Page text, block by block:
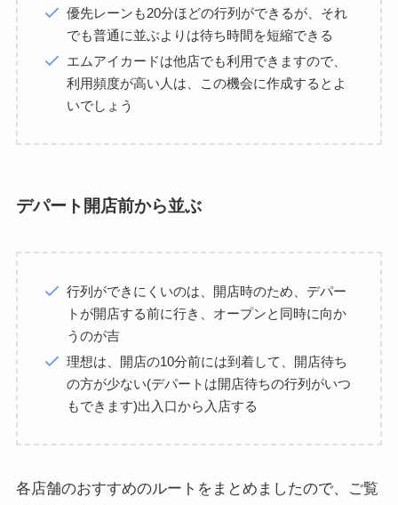
優先レーンも20分ほどの行列ができるが、それ
でも普通に並ぶよりは待ち時間を短縮できる
エムアイカードは他店でも利用できますので、
利用頻度が高い人は、この機会に作成するとよ
いでしょう
デパート開店前から並ぶ
行列ができにくいのは、開店時のため、デパー
トが開店する前に行き、オープンと同時に向か
うのが吉
理想は、開店の10分前には到着して、開店待ち
の方が少ない(デパートは開店待ちの行列がいつ
もできます)出入口から入店する
各店舗のおすすめのルートをまとめましたので、ご覧